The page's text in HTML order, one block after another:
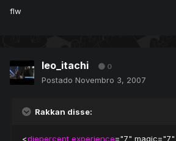
flw
leo_itachi 0
Postado Novembro 3, 2007
Rakkan disse:
<diepercent experience="7"